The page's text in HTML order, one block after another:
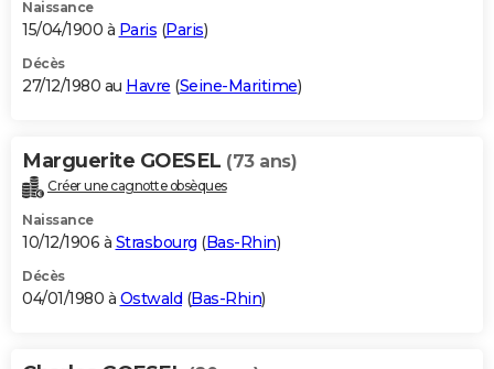
Naissance
15/04/1900 à Paris (Paris)
Décès
27/12/1980 au Havre (Seine-Maritime)
Marguerite GOESEL (73 ans)
Créer une cagnotte obsèques
Naissance
10/12/1906 à Strasbourg (Bas-Rhin)
Décès
04/01/1980 à Ostwald (Bas-Rhin)